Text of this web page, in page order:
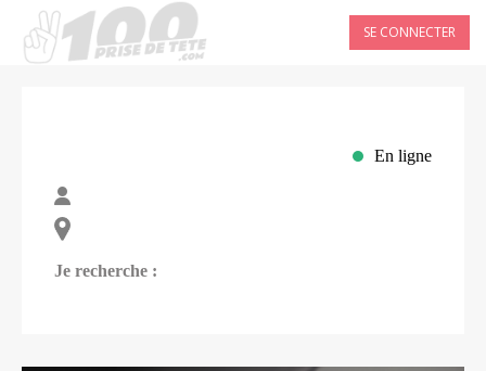
SE CONNECTER
En ligne
Je recherche :